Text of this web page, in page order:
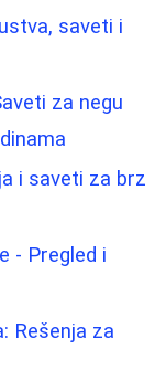
saveti i
za negu
i saveti za brz
- Pregled i
Rešenja za